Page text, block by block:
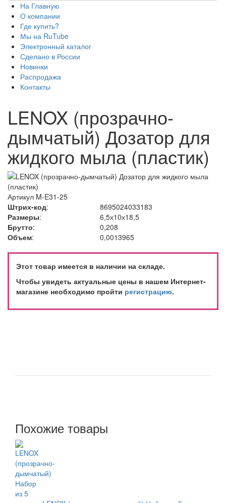
На Главную
О компании
Где купить?
Мы на RuTube
Электронный каталог
Сделано в России
Новинки
Распродажа
Контакты
LENOX (прозрачно-
дымчатый) Дозатор для
жидкого мыла (пластик)
Артикул M-E31-25
Штрих-код:
8695024033183
Размеры:
6,5х10х18,5
Брутто:
0,208
Объем: 0,0013965
Этот товар имеется в наличии на складе.
Чтобы увидеть актуальные цены в нашем Интернет-
магазине необходимо пройти регистрацию.
Похожие товары